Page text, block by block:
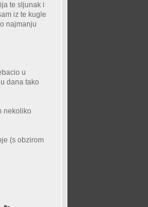
te sljunak i
iz te kugle
najmanju
u
dana tako
nekoliko
(s obzirom